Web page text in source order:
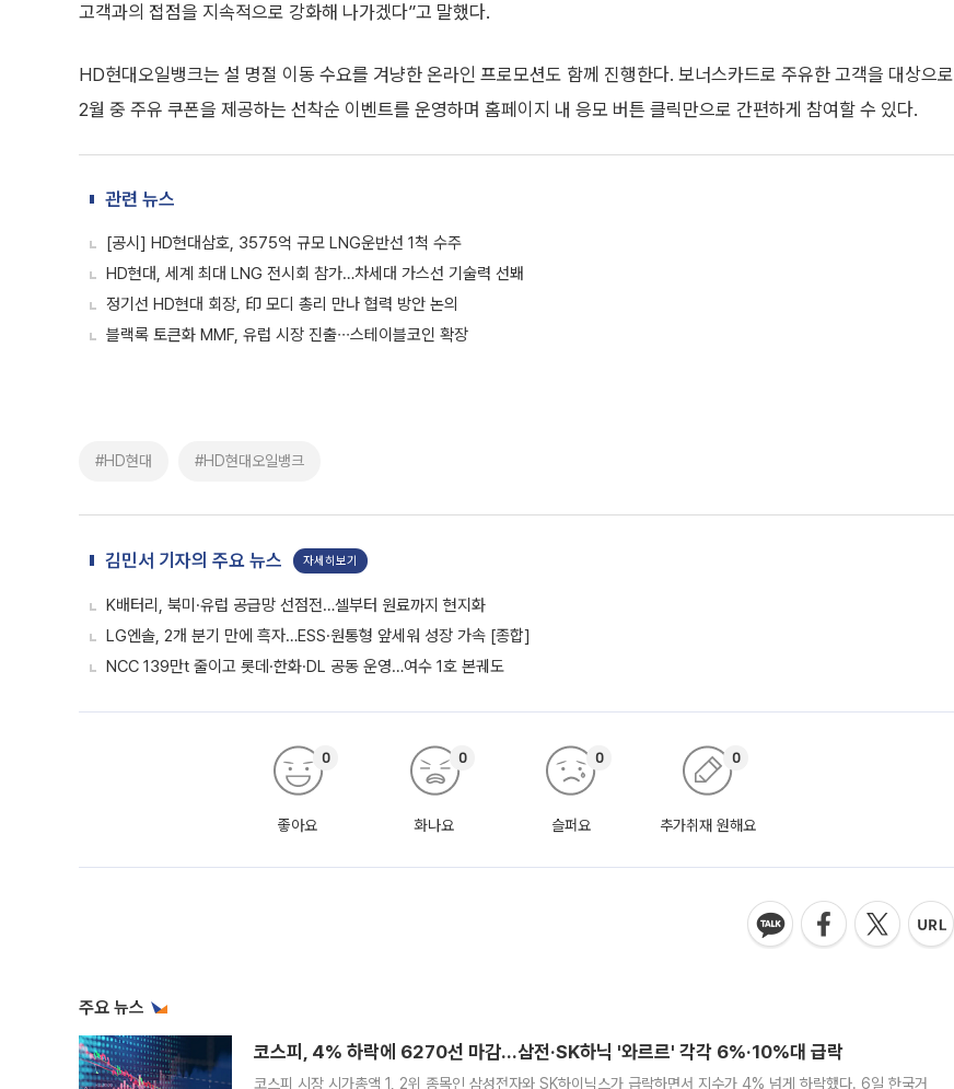
고객과의 접점을 지속적으로 강화해 나가겠다”고 말했다.
HD현대오일뱅크는 설 명절 이동 수요를 겨냥한 온라인 프로모션도 함께 진행한다. 보너스카드로 주유한 고객을 대상으로
2월 중 주유 쿠폰을 제공하는 선착순 이벤트를 운영하며 홈페이지 내 응모 버튼 클릭만으로 간편하게 참여할 수 있다.
관련 뉴스
[공시] HD현대삼호, 3575억 규모 LNG운반선 1척 수주
HD현대, 세계 최대 LNG 전시회 참가…차세대 가스선 기술력 선봬
정기선 HD현대 회장, 印 모디 총리 만나 협력 방안 논의
블랙록 토큰화 MMF, 유럽 시장 진출∙∙∙스테이블코인 확장
#HD현대 #HD현대오일뱅크
김민서 기자의 주요 뉴스 자세히보기
K배터리, 북미·유럽 공급망 선점전…셀부터 원료까지 현지화
LG엔솔, 2개 분기 만에 흑자…ESS·원통형 앞세워 성장 가속 [종합]
NCC 139만t 줄이고 롯데·한화·DL 공동 운영…여수 1호 본궤도
좋아요
0
화나요
0
슬퍼요
0
추가취재 원해요
0
주요 뉴스
코스피, 4% 하락에 6270선 마감…삼전·SK하닉 '와르르' 각각 6%·10%대 급락
코스피 시장 시가총액 1, 2위 종목인 삼성전자와 SK하이닉스가 급락하면서 지수가 4% 넘게 하락했다. 6일 한국거